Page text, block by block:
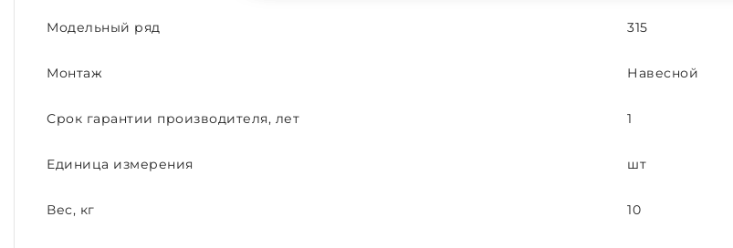
Модельный ряд 315
Монтаж Навесной
Срок гарантии производителя, лет 1
Единица измерения шт
Вес, кг 10